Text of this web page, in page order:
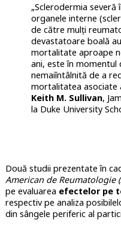
„Sclerodermia severă
organele interne
de către mulți
devastatoare boală
mortalitate aproape
ani, este în momentul
nemaiîntâlnită de a
mortalitatea asociate
Keith M. Sullivan,
la Duke University
Două studii prezentate în
American de Reumatologie
pe evaluarea efectelor pe
respectiv pe analiza
din sângele periferic al